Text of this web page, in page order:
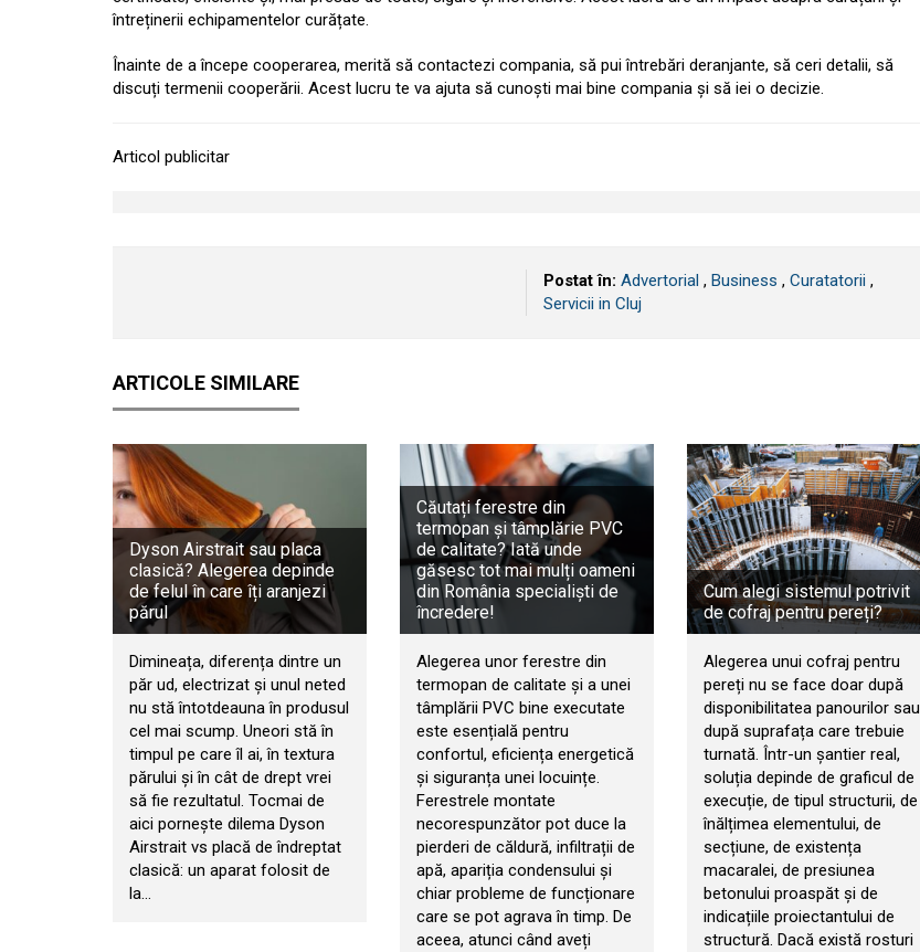
întreținerii echipamentelor curățate.
Înainte de a începe cooperarea, merită să contactezi compania, să pui întrebări deranjante, să ceri detalii, să
discuți termenii cooperării. Acest lucru te va ajuta să cunoști mai bine compania și să iei o decizie.
Articol publicitar
Postat în: Advertorial , Business , Curatatorii ,
Servicii in Cluj
ARTICOLE SIMILARE
Dyson Airstrait sau placa
clasică? Alegerea depinde
de felul în care îți aranjezi
părul
Dimineața, diferența dintre un
păr ud, electrizat și unul neted
nu stă întotdeauna în produsul
cel mai scump. Uneori stă în
timpul pe care îl ai, în textura
părului și în cât de drept vrei
să fie rezultatul. Tocmai de
aici pornește dilema Dyson
Airstrait vs placă de îndreptat
clasică: un aparat folosit de
la…
Căutați ferestre din
termopan și tâmplărie PVC
de calitate? Iată unde
găsesc tot mai mulți oameni
din România specialiști de
încredere!
Alegerea unor ferestre din
termopan de calitate și a unei
tâmplării PVC bine executate
este esențială pentru
confortul, eficiența energetică
și siguranța unei locuințe.
Ferestrele montate
necorespunzător pot duce la
pierderi de căldură, infiltrații de
apă, apariția condensului și
chiar probleme de funcționare
care se pot agrava în timp. De
aceea, atunci când aveți
Cum alegi sistemul potrivit
de cofraj pentru pereți?
Alegerea unui cofraj pentru
pereți nu se face doar după
disponibilitatea panourilor sau
după suprafața care trebuie
turnată. Într-un șantier real,
soluția depinde de graficul de
execuție, de tipul structurii, de
înălțimea elementului, de
secțiune, de existența
macaralei, de presiunea
betonului proaspăt și de
indicațiile proiectantului de
structură. Dacă există rosturi